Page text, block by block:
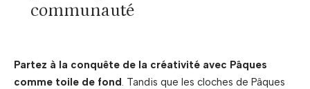
communauté
Partez à la conquête de la créativité avec Pâques
comme toile de fond. Tandis que les cloches de Pâques